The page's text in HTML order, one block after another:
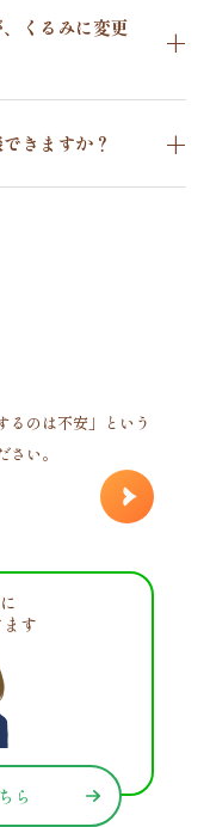
くるみに変更
きますか？
るのは不安」という
い。
す
ら